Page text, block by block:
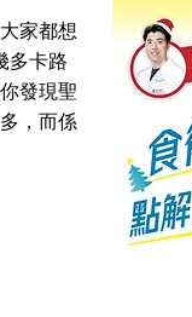
家都想
多卡路
發現聖
，而係